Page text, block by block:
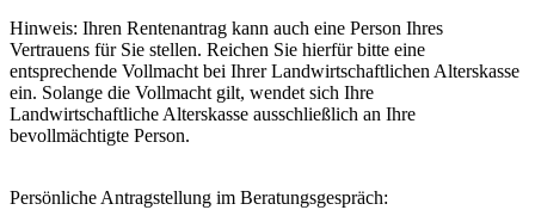
Hinweis: Ihren Rentenantrag kann auch eine Person Ihres
Vertrauens für Sie stellen. Reichen Sie hierfür bitte eine
entsprechende Vollmacht bei Ihrer Landwirtschaftlichen Alterskasse
ein. Solange die Vollmacht gilt, wendet sich Ihre
Landwirtschaftliche Alterskasse ausschließlich an Ihre
bevollmächtigte Person.
Persönliche Antragstellung im Beratungsgespräch: